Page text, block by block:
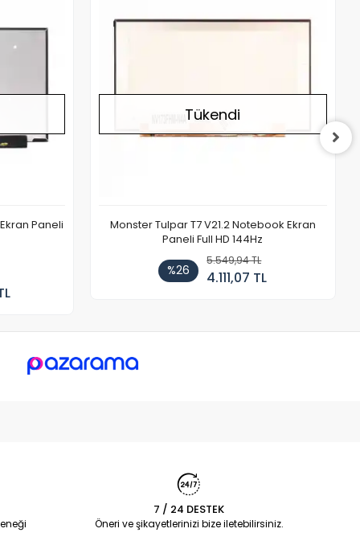
Paneli
Tükendi
Monster Tulpar T7 V21.2 Notebook Ekran
Paneli Full HD 144Hz
%26
5.549,94 TL
4.111,07 TL
7 / 24 DESTEK
Öneri ve şikayetlerinizi bize iletebilirsiniz.